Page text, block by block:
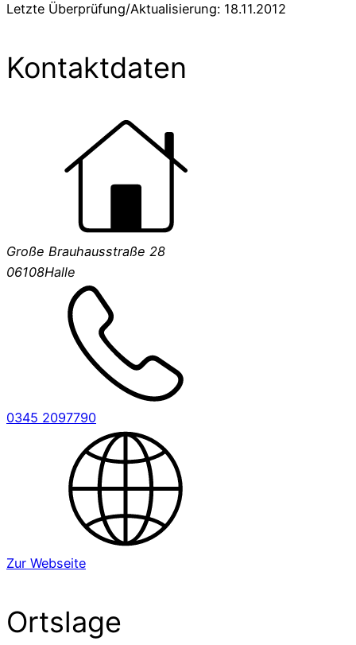
Letzte Überprüfung/Aktualisierung: 18.11.2012
Kontaktdaten
Große Brauhausstraße 28
06108Halle
0345 2097790
Zur Webseite
Ortslage